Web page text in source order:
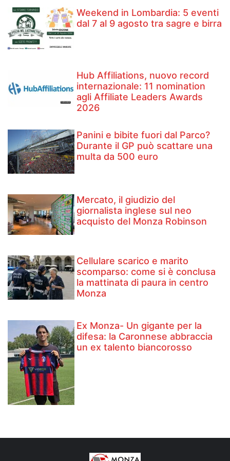
Weekend in Lombardia: 5 eventi
dal 7 al 9 agosto tra sagre e birra
Hub Affiliations, nuovo record
internazionale: 11 nomination
agli Affiliate Leaders Awards
2026
Panini e bibite fuori dal Parco?
Durante il GP può scattare una
multa da 500 euro
Mercato, il giudizio del
giornalista inglese sul neo
acquisto del Monza Robinson
Cellulare scarico e marito
scomparso: come si è conclusa
la mattinata di paura in centro
Monza
Ex Monza- Un gigante per la
difesa: la Caronnese abbraccia
un ex talento biancorosso